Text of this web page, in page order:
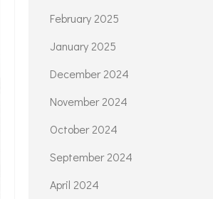
February 2025
January 2025
December 2024
November 2024
October 2024
September 2024
April 2024